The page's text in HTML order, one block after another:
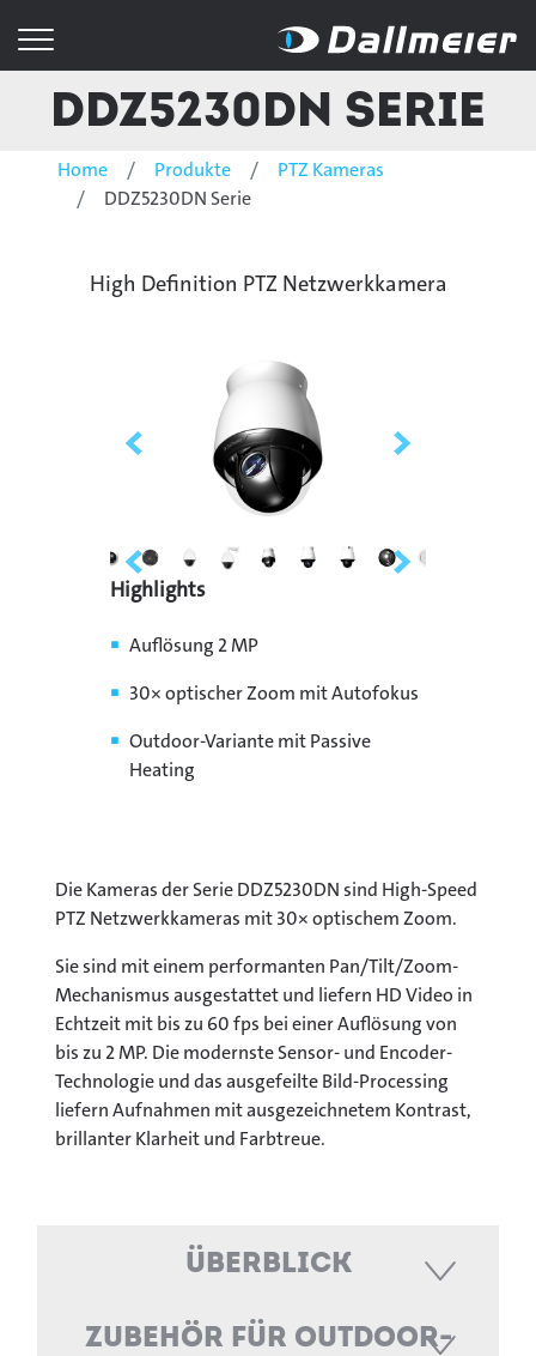
DDZ5230DN Serie
Home Produkte
PTZ Kameras
DDZ5230DN Serie
High Definition PTZ Netzwerkkamera
Highlights
Auflösung 2 MP
30× optischer Zoom mit Autofokus
Outdoor-Variante mit Passive
Heating
Die Kameras der Serie DDZ5230DN sind High-Speed
PTZ Netzwerkkameras mit 30× optischem Zoom.
Sie sind mit einem performanten Pan/Tilt/Zoom-
Mechanismus ausgestattet und liefern HD Video in
Echtzeit mit bis zu 60 fps bei einer Auflösung von
bis zu 2 MP. Die modernste Sensor- und Encoder-
Technologie und das ausgefeilte Bild-Processing
liefern Aufnahmen mit ausgezeichnetem Kontrast,
brillanter Klarheit und Farbtreue.
Überblick
Zubehör für Outdoor-